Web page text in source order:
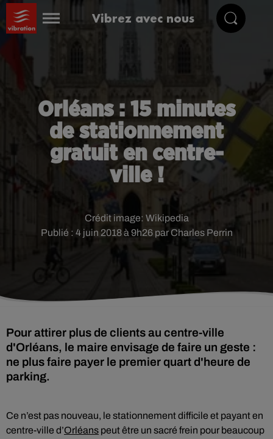
Vibrez avec nous
Orléans : 15 minutes
de stationnement
gratuit en centre-
ville !
Publié : 4 juin 2018 à 9h26 par Charles Perrin
Crédit image: Wikipedia
Pour attirer plus de clients au centre-ville
d'Orléans, le maire envisage de faire un geste :
ne plus faire payer le premier quart d'heure de
parking.
Ce n’est pas nouveau, le stationnement difficile et payant en
centre-ville d’Orléans peut être un sacré frein pour beaucoup